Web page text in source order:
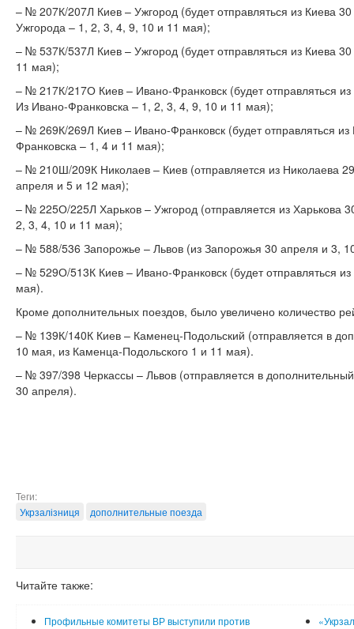
– № 207К/207Л Киев – Ужгород (будет отправляться из Киева
Ужгорода – 1, 2, 3, 4, 9, 10 и 11 мая);
– № 537К/537Л Киев – Ужгород (будет отправляться из Киева
11 мая);
– № 217К/217О Киев – Ивано-Франковск (будет отправляться
Из Ивано-Франковска – 1, 2, 3, 4, 9, 10 и 11 мая);
– № 269К/269Л Киев – Ивано-Франковск (будет отправляться
Франковска – 1, 4 и 11 мая);
– № 210Ш/209К Николаев – Киев (отправляется из Николаева
апреля и 5 и 12 мая);
– № 225О/225Л Харьков – Ужгород (отправляется из Харькова
2, 3, 4, 10 и 11 мая);
– № 588/536 Запорожье – Львов (из Запорожья 30 апреля и 3,
– № 529О/513К Киев – Ивано-Франковск (будет отправляться
мая).
Кроме дополнительных поездов, было увеличено количество
– № 139К/140К Киев – Каменец-Подольский (отправляется в
10 мая, из Каменца-Подольского 1 и 11 мая).
– № 397/398 Черкассы – Львов (отправляется в
30 апреля).
Теги:
Укрзалізниця
дополнительные поезда
Читайте также:
Профильные комитеты ВР выступили против